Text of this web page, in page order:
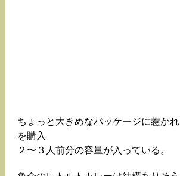
ちょっと大きめなパッケージに惹か
を購入
２〜３人前分の容量が入っている。